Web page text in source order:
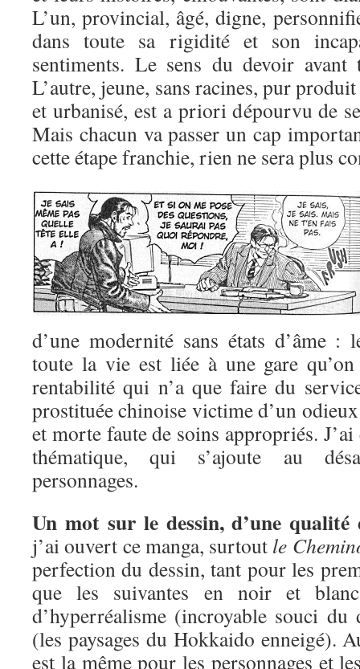
L’un, provincial, âgé, digne,
dans toute sa rigidité et son
sentiments. Le sens du devoir avant
L’autre, jeune, sans racines, pur
et urbanisé, est a priori dépourvu de
Mais chacun va passer un cap
cette étape franchie, rien ne sera plus
d’une modernité sans états d’âme
toute la vie est liée à une gare
rentabilité qui n’a que faire du
prostituée chinoise victime d’un
et morte faute de soins appropriés. J’ai
thématique, qui s’ajoute au
personnages.
Un mot sur le dessin, d’une qualité
j’ai ouvert ce manga, surtout le
perfection du dessin, tant pour les
que les suivantes en noir et
d’hyperréalisme (incroyable souci du
(les paysages du Hokkaido enneigé).
est la même pour les personnages et